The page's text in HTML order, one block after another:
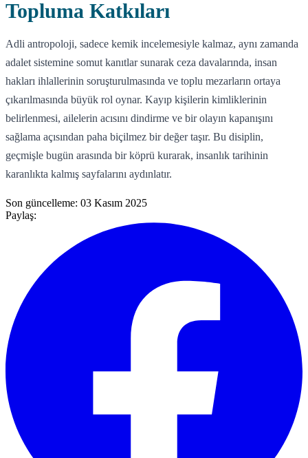
Topluma Katkıları
Adli antropoloji, sadece kemik incelemesiyle kalmaz, aynı zamanda
adalet sistemine somut kanıtlar sunarak ceza davalarında, insan
hakları ihlallerinin soruşturulmasında ve toplu mezarların ortaya
çıkarılmasında büyük rol oynar. Kayıp kişilerin kimliklerinin
belirlenmesi, ailelerin acısını dindirme ve bir olayın kapanışını
sağlama açısından paha biçilmez bir değer taşır. Bu disiplin,
geçmişle bugün arasında bir köprü kurarak, insanlık tarihinin
karanlıkta kalmış sayfalarını aydınlatır.
Son güncelleme: 03 Kasım 2025
Paylaş: